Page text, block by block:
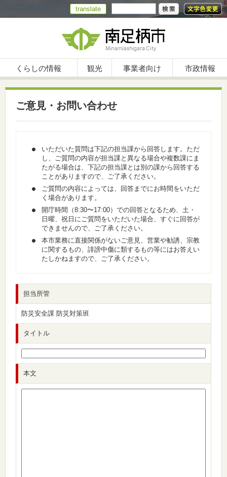
translate
くらしの情報 観光 事業者向け 市政情報
ご意見・お問い合わせ
いただいた質問は下記の担当課から回答します。ただ
し、ご質問の内容が担当課と異なる場合や複数課にま
たがる場合は、下記の担当課とは別の課から回答する
ことがありますので、ご了承ください。
ご質問の内容によっては、回答までにお時間をいただ
く場合があります。
開庁時間（8:30〜17:00）での回答となるため、土・
日曜、祝日にご質問をいただいた場合、すぐに回答が
できませんので、ご了承ください。
本市業務に直接関係がないご意見、営業や勧誘、宗教
に関するもの、誹謗中傷に類するもの等にはお答えい
たしかねますので、ご了承ください。
担当所管
防災安全課 防災対策班
タイトル
本文